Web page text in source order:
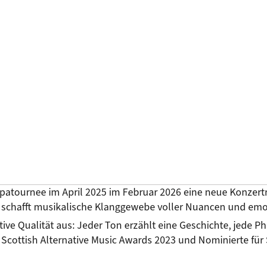
im April 2025 im Februar 2026 eine neue
musikalische Klanggewebe voller Nuancen und
Qualität aus: Jeder Ton erzählt eine Geschichte, jede
Alternative Music Awards 2023 und Nominierte